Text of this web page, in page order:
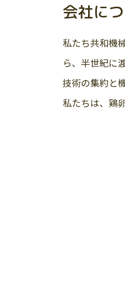
会社に
私たち共和機
ら、半世紀に
技術の集約と
私たちは、鶏